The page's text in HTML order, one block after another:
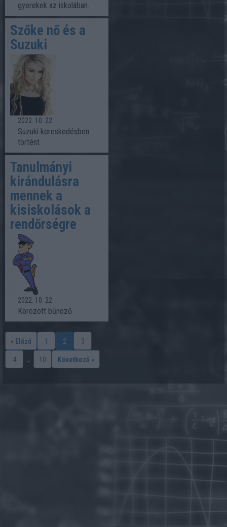
gyerekek az iskolában.
Szőke nő és a
Suzuki
2022. 10. 22.
Suzuki kereskedésben
történt
Tanulmányi
kirándulásra
mennek a
kisiskolások a
rendőrségre
2022. 10. 22.
Körözött bűnöző
« Előző 1 2 3
4 10 Következő »